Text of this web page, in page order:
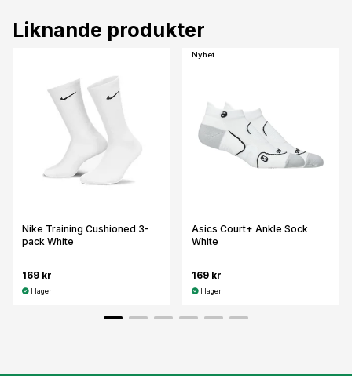
Liknande produkter
Nike Training Cushioned 3-
pack White
169 kr
I lager
Nyhet
Asics Court+ Ankle Sock
White
169 kr
I lager